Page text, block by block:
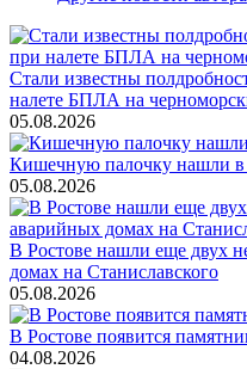
Стали известны
налете БПЛА на
05.08.2026
Кишечную палочку нашли в
05.08.2026
В Ростове нашли еще двух
домах на Станиславского
05.08.2026
В Ростове появится
04.08.2026